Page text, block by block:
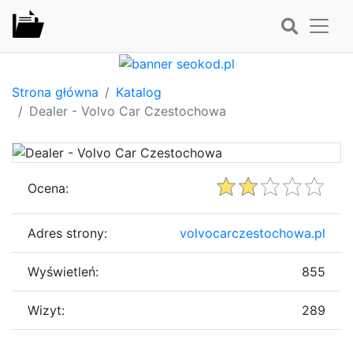
Strona główna
Katalog
Dealer - Volvo Car Czestochowa
Ocena:
Adres strony: volvocarczestochowa.pl
Wyświetleń: 855
Wizyt: 289